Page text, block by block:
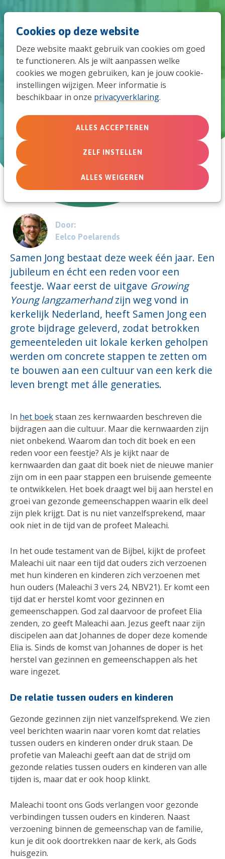
Cookies op deze website
Deze website maakt gebruik van cookies om goed
te functioneren. Als je wilt aanpassen welke
cookies we mogen gebruiken, kan je jouw cookie-
instellingen wijzigen. Meer informatie is
beschikbaar in onze privacyverklaring.
ALLES ACCEPTEREN
ZELF INSTELLEN
ALLES WEIGEREN
naar
de
Samen Jong draagt al één jaar
bij aan het brengen van leven
19 juni 2023
Door:
Eelco Poelarends
Samen Jong bestaat deze week één jaar. Een
jubileum en écht een reden voor een
feestje. Waar eerst de uitgave Growing
Young langzamerhandzijn weg vond in
kerkelijk Nederland, heeft Samen Jong een
grote bijdrage geleverd, zodat betrokken
gemeenteleden uit lokale kerken geholpen
werden om concrete stappen te zetten om
te bouwen aan een cultuur van een kerk die
leven brengt met álle generaties.
In het boekstaan zes kernwaarden beschreven die
bijdragen aan die cultuur. Maar die kernwaarden zijn
niet onbekend. Waarom dan toch dit boek en een
reden voor een feestje? Als je kijkt naar de
kernwaarden dan gaat dit boek niet de nieuwe manier
zijn om in een paar stappen een bruisende gemeente
te ontwikkelen. Het boek draagt wel bij aan herstel en
groei van gezonde gemeenschappen waarin elk deel
zijn plek krijgt. Dat is nu niet vanzelfsprekend, maar
ook niet in de tijd van de profeet Maleachi.
In het oude testament van de Bijbel, kijkt de profeet
Maleachi uit naar een tijd dat ouders zich verzoenen
met hun kinderen en kinderen zich verzoenen met
hun ouders (Maleachi 3 vers 24, NBV21). Er komt een
tijd dat er herstel komt voor gezinnen en
gemeenschappen. God zal daarvoor de profeet Elia
zenden, zo geeft Maleachi aan. Jezus geeft naar zijn
discipelen aan dat Johannes de doper deze komende
Elia is. Sinds de komst van Johannes de doper is het
herstel van gezinnen en gemeenschappen als het
ware ingezet.
De relatie tussen ouders en kinderen
Gezonde gezinnen zijn niet vanzelfsprekend. We zien
veel berichten waarin naar voren komt dat relaties
tussen ouders en kinderen onder druk staan. De
profetie van Maleachi geeft aan dat de strijd om
gezonde relaties tussen ouders en kinderen van alle
tijden is, maar dat er ook hoop klinkt.
Maleachi toont ons Gods verlangen voor gezonde
verbindingen tussen ouders en kinderen. Naast
verzoening binnen de gemeenschap van de familie,
kun je dit ook doortrekken naar de kerk, als Gods
huisgezin.